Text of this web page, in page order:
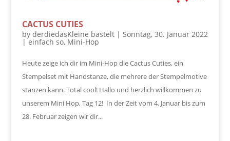
CACTUS CUTIES
by derdiedasKleine bastelt| Sonntag, 30. Januar 2022
| einfach so, Mini-Hop
Heute zeige ich dir im Mini-Hop die Cactus Cuties, ein
Stempelset mit Handstanze, die mehrere der Stempelmotive
stanzen kann. Total cool! Hallo und herzlich willkommen zu
unserem Mini Hop, Tag 12! In der Zeit vom 4. Januar bis zum
28. Februar zeigen wir dir...